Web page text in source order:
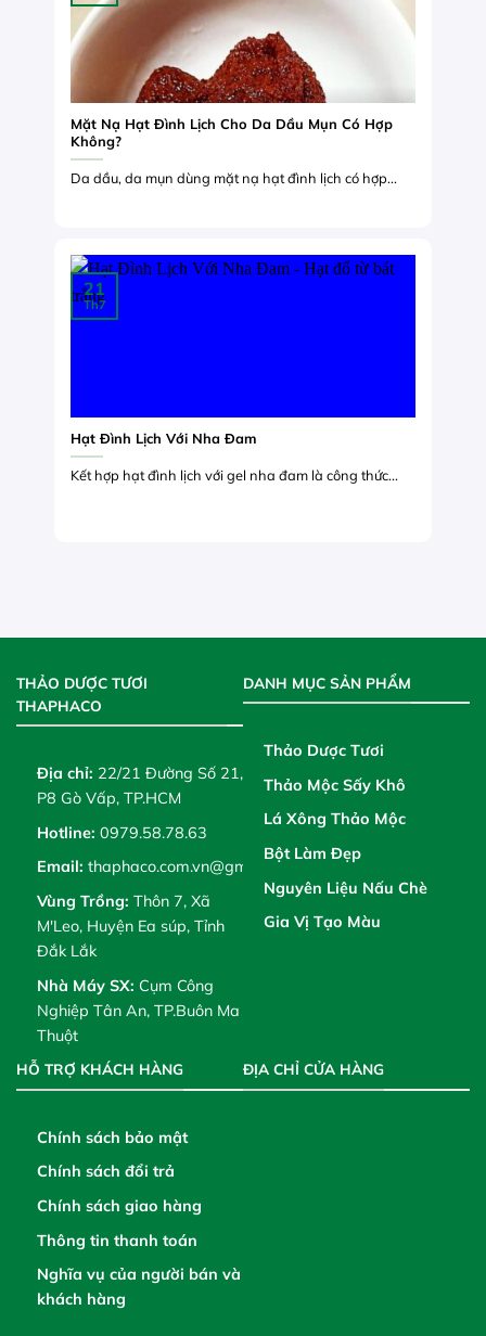
Mặt Nạ Hạt Đình Lịch Cho Da Dầu Mụn Có Hợp
Không?
Da dầu, da mụn dùng mặt nạ hạt đình lịch có hợp...
Hạt Đình Lịch Với Nha Đam
Kết hợp hạt đình lịch với gel nha đam là công thức...
21
Th7
THẢO DƯỢC TƯƠI
THAPHACO
Địa chỉ: 22/21 Đường Số 21,
P8 Gò Vấp, TP.HCM
Hotline: 0979.58.78.63
Email: thaphaco.com.vn@gmail.com
Vùng Trồng: Thôn 7, Xã
M'Leo, Huyện Ea súp, Tỉnh
Đắk Lắk
Nhà Máy SX: Cụm Công
Nghiệp Tân An, TP.Buôn Ma
Thuột
DANH MỤC SẢN PHẨM
Thảo Dược Tươi
Thảo Mộc Sấy Khô
Lá Xông Thảo Mộc
Bột Làm Đẹp
Nguyên Liệu Nấu Chè
Gia Vị Tạo Màu
HỖ TRỢ KHÁCH HÀNG
Chính sách bảo mật
Chính sách đổi trả
Chính sách giao hàng
Thông tin thanh toán
Nghĩa vụ của người bán và
khách hàng
ĐỊA CHỈ CỬA HÀNG